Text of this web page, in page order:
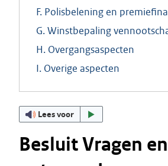
F. Polisbelening en
G. Winstbepaling
H. Overgangsaspecten
I. Overige aspecten
Lees voor
Besluit Vragen en